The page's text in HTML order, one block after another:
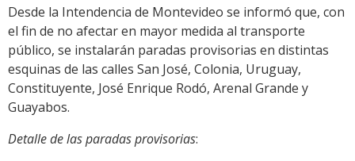
Desde la Intendencia de Montevideo se informó que, con
el fin de no afectar en mayor medida al transporte
público, se instalarán paradas provisorias en distintas
esquinas de las calles San José, Colonia, Uruguay,
Constituyente, José Enrique Rodó, Arenal Grande y
Guayabos.
Detalle de las paradas provisorias: